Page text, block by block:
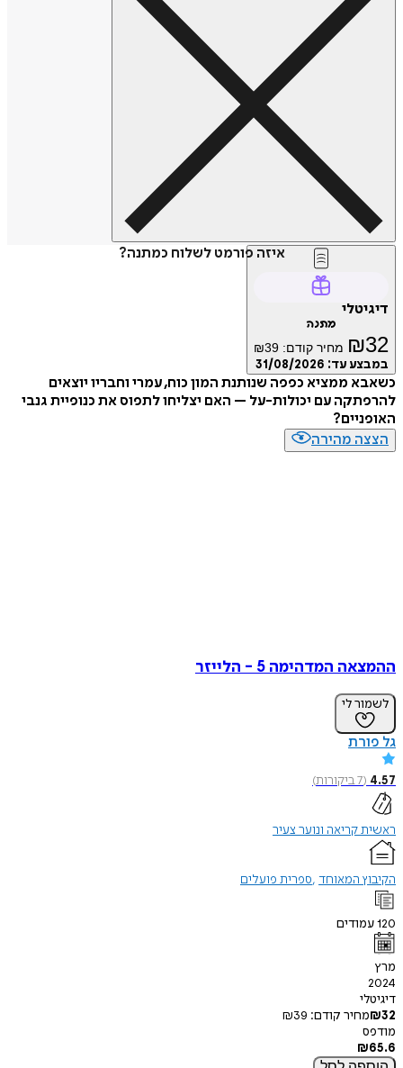
איזה פורמט לשלוח כמתנה?
₪ מחיר קודם: ₪39
עד:31/08/2026
ממציא כפפה שנותנת המון כוח, עמרי וחבריו יוצאים
עם יכולות-על – האם יצליחו לתפוס את כנופיית גנבי
מהירה
המדהימה 5 - הלייזר
לי
7ביקורות)
קריאה ונוער צעיר
המאוחד ספרית פועלים
קודם:
₪39